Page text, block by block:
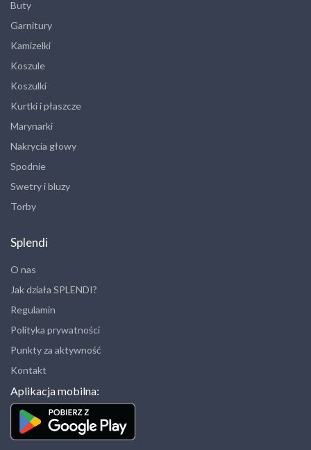
Buty
Garnitury
Kamizelki
Koszule
Koszulki
Kurtki i płaszcze
Marynarki
Nakrycia głowy
Spodnie
Swetry i bluzy
Torby
Splendi
O nas
Jak działa SPLENDI?
Regulamin
Polityka prywatności
Punkty za aktywność
Kontakt
Aplikacja mobilna: